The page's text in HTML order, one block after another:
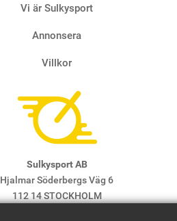
Vi är Sulkysport
Annonsera
Villkor
Sulkysport AB
Hjalmar Söderbergs Väg 6
112 14 STOCKHOLM